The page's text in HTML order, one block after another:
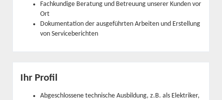
Fachkundige Beratung und Betreuung unserer Kunden vor
Ort
Dokumentation der ausgeführten Arbeiten und Erstellung
von Serviceberichten
Ihr Profil
Abgeschlossene technische Ausbildung, z.B. als Elektriker,